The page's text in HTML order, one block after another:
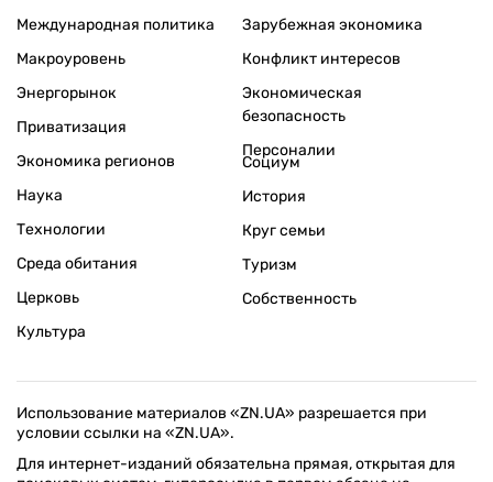
Международная политика
Макроуровень
Энергорынок
Приватизация
Экономика регионов
Зарубежная экономика
Конфликт интересов
Экономическая
безопасность
Персоналии
Наука
Технологии
Среда обитания
Церковь
Культура
Социум
История
Круг семьи
Туризм
Собственность
Использование материалов «ZN.UA» разрешается при
условии ссылки на «ZN.UA».
Для интернет-изданий обязательна прямая, открытая для